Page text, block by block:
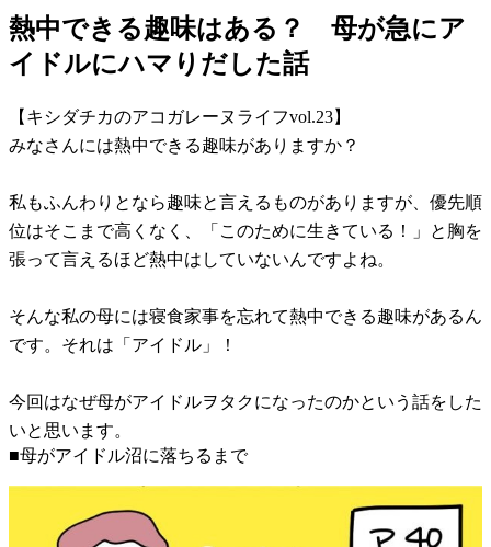
熱中できる趣味はある？ 母が急にア
イドルにハマりだした話
【キシダチカのアコガレーヌライフvol.23】
みなさんには熱中できる趣味がありますか？
私もふんわりとなら趣味と言えるものがありますが、優先順
位はそこまで高くなく、「このために生きている！」と胸を
張って言えるほど熱中はしていないんですよね。
そんな私の母には寝食家事を忘れて熱中できる趣味があるん
です。それは「アイドル」！
今回はなぜ母がアイドルヲタクになったのかという話をした
いと思います。
■母がアイドル沼に落ちるまで